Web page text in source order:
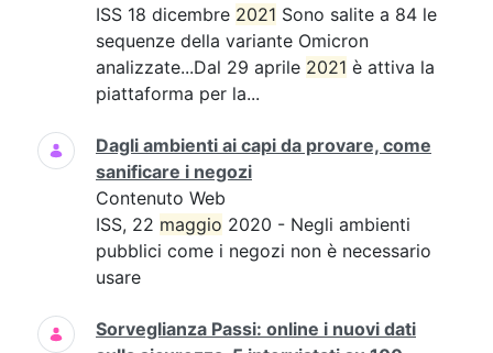
ISS 18 dicembre 2021 Sono salite a 84 le
sequenze della variante Omicron
analizzate...Dal 29 aprile 2021 è attiva la
piattaforma per la...
Dagli ambienti ai capi da provare, come
sanificare i negozi
Contenuto Web
ISS, 22 maggio 2020 - Negli ambienti
pubblici come i negozi non è necessario
usare
Sorveglianza Passi: online i nuovi dati